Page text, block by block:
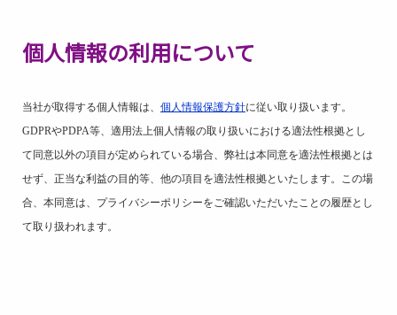
個人情報の利用について
当社が取得する個人情報は、 個人情報保護方針に従い取り扱います。
GDPRやPDPA等、適用法上個人情報の取り扱いにおける適法性根拠とし
て同意以外の項目が定められている場合、弊社は本同意を適法性根拠とは
せず、正当な利益の目的等、他の項目を適法性根拠といたします。この場
合、本同意は、プライバシーポリシーをご確認いただいたことの履歴とし
て取り扱われます。